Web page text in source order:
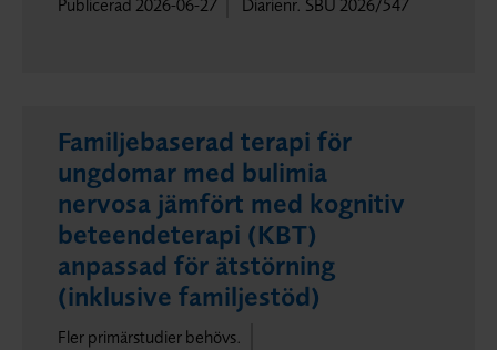
Familjebaserad terapi för
ungdomar med bulimia
nervosa jämfört med kognitiv
beteendeterapi (KBT)
anpassad för ätstörning
(inklusive familjestöd)
Fler primärstudier behövs.